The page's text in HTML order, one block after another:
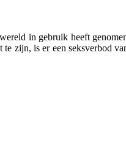
in gebruik heeft
zijn, is er een seksverbod